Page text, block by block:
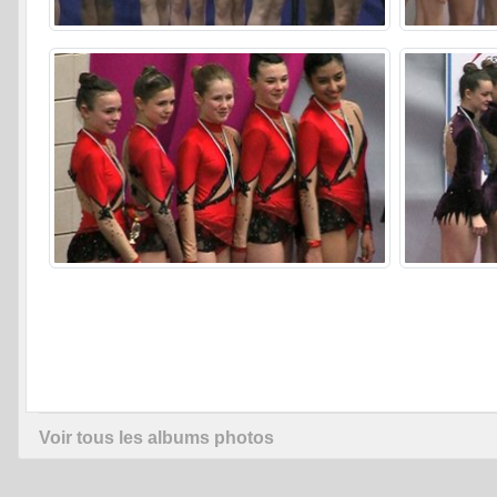
Voir tous les albums photos